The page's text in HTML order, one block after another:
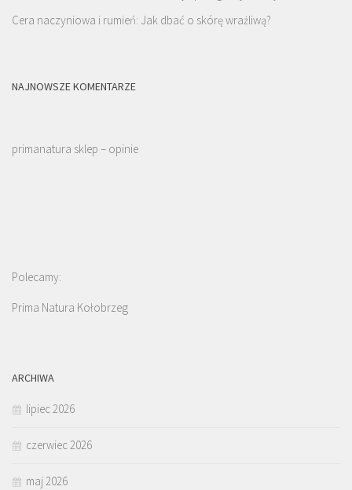
Cera naczyniowa i rumień: Jak dbać o skórę wrażliwą?
NAJNOWSZE KOMENTARZE
primanatura sklep – opinie
Polecamy:
Prima Natura Kołobrzeg
ARCHIWA
lipiec 2026
czerwiec 2026
maj 2026